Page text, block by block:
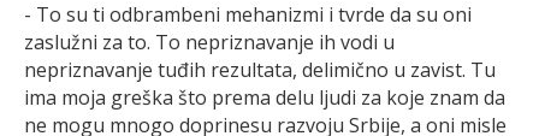
- To su ti odbrambeni mehanizmi i tvrde da su oni
zaslužni za to. To nepriznavanje ih vodi u
nepriznavanje tuđih rezultata, delimično u zavist. Tu
ima moja greška što prema delu ljudi za koje znam da
ne mogu mnogo doprinesu razvoju Srbije, a oni misle